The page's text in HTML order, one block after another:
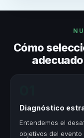
Cómo
Diagnóstico
Entendemos el
objetivos del